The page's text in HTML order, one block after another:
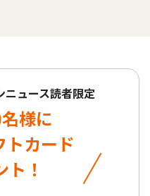
ニュース読者限定
様に
トカード
ト！